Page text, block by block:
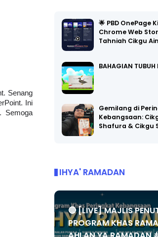
Senang
Ini
Semoga
🌟 PBD OnePage
Chrome Web
Tahniah Cikgu
BAHAGIAN TUBUH
Gemilang di
Kebangsaan:
Shafura & Cikgu
IHYA' RAMADAN
🔴 [LIVE] MAJLIS
PROGRAM KHAS